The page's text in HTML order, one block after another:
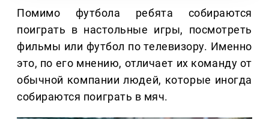
Помимо футбола ребята собираются
поиграть в настольные игры, посмотреть
фильмы или футбол по телевизору. Именно
это, по его мнению, отличает их команду от
обычной компании людей, которые иногда
собираются поиграть в мяч.